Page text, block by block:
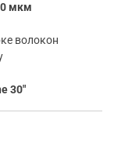
мкм
волокон
30″